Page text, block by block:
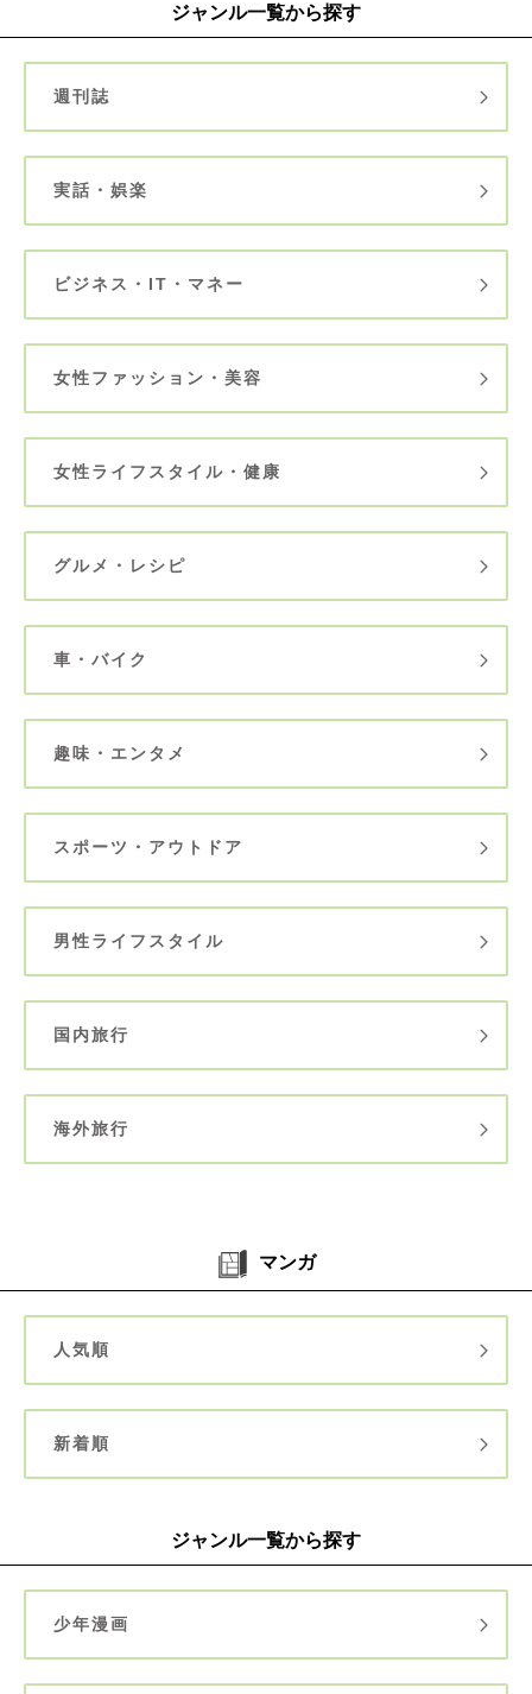
ジャンル一覧から探す
週刊誌
実話・娯楽
ビジネス・IT・マネー
女性ファッション・美容
女性ライフスタイル・健康
グルメ・レシピ
車・バイク
趣味・エンタメ
スポーツ・アウトドア
男性ライフスタイル
国内旅行
海外旅行
マンガ
人気順
新着順
ジャンル一覧から探す
少年漫画